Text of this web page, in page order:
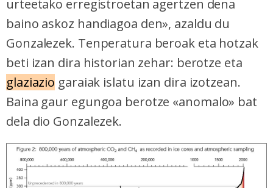
urteetako erregistroetan agertzen dena
baino askoz handiagoa den», azaldu du
Gonzalezek. Tenperatura beroak eta hotzak
beti izan dira historian zehar: berotze eta
glaziazio garaiak islatu izan dira izotzean.
Baina gaur egungoa berotze «anomalo» bat
dela dio Gonzalezek.